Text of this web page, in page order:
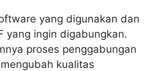
yang digunakan dan
yang ingin digabungkan.
proses penggabungan
kualitas